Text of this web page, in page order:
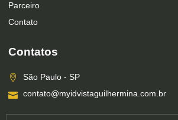
Parceiro
Contato
Contatos
São Paulo - SP
contato@myidvistaguilhermina.com.br